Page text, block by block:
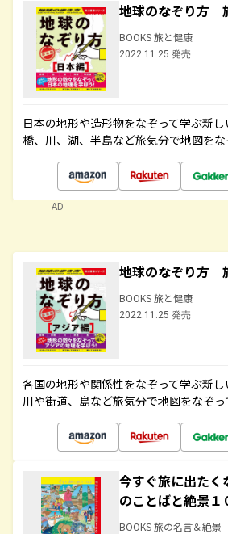
地球のなぞり方
BOOKS 旅と健康
2022.11.25 発売
日本の地形や造形物をなぞって学ぶ新
橋、川、湖、半島など旅気分で地図をな
AD
地球のなぞり方
BOOKS 旅と健康
2022.11.25 発売
各国の地形や関係性をなぞって学ぶ新し
川や街道、島など旅気分で地図をなぞっ
今すぐ旅に出たく
のことばと絶景１
BOOKS 旅の名言＆絶景